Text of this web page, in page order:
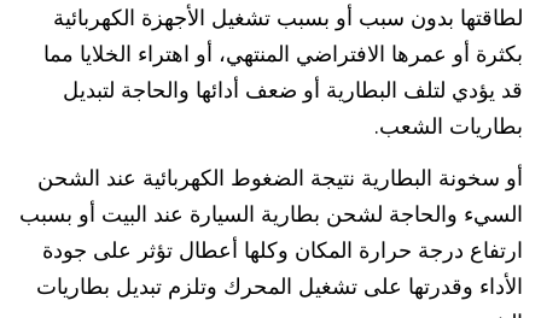
لطاقتها بدون سبب أو بسبب تشغيل الأجهزة الكهربائية
بكثرة أو عمرها الافتراضي المنتهي، أو اهتراء الخلايا مما
قد يؤدي لتلف البطارية أو ضعف أدائها والحاجة لتبديل
بطاريات الشعب.
أو سخونة البطارية نتيجة الضغوط الكهربائية عند الشحن
السيء والحاجة لشحن بطارية السيارة عند البيت أو بسبب
ارتفاع درجة حرارة المكان وكلها أعطال تؤثر على جودة
الأداء وقدرتها على تشغيل المحرك وتلزم تبديل بطاريات